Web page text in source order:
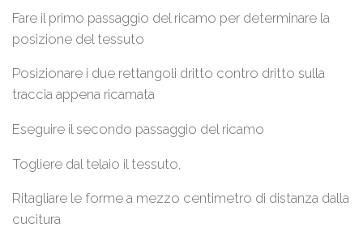
Fare il primo passaggio del ricamo per determinare la
posizione del tessuto
Posizionare i due rettangoli dritto contro dritto sulla
traccia appena ricamata
Eseguire il secondo passaggio del ricamo
Togliere dal telaio il tessuto,
Ritagliare le forme a mezzo centimetro di distanza dalla
cucitura